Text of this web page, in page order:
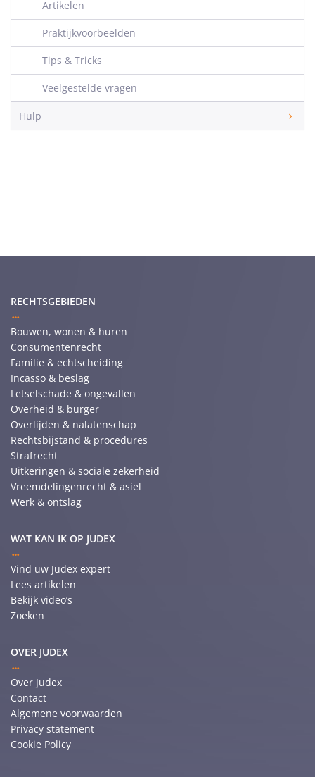
Artikelen
Praktijkvoorbeelden
Tips & Tricks
Veelgestelde vragen
Hulp
RECHTSGEBIEDEN
Bouwen, wonen & huren
Consumentenrecht
Familie & echtscheiding
Incasso & beslag
Letselschade & ongevallen
Overheid & burger
Overlijden & nalatenschap
Rechtsbijstand & procedures
Strafrecht
Uitkeringen & sociale zekerheid
Vreemdelingenrecht & asiel
Werk & ontslag
WAT KAN IK OP JUDEX
Vind uw Judex expert
Lees artikelen
Bekijk video’s
Zoeken
OVER JUDEX
Over Judex
Contact
Algemene voorwaarden
Privacy statement
Cookie Policy